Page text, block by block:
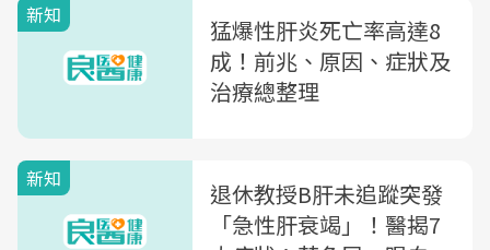
新知
猛爆性肝炎死亡率高達8
成！前兆、原因、症狀及
治療總整理
新知
退休教授B肝未追蹤突發
「急性肝衰竭」！醫揭7